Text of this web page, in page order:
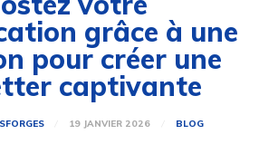
grâce à une
pour créer une
captivante
19 JANVIER 2026 BLOG